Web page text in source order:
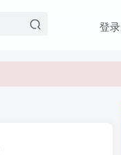
登录